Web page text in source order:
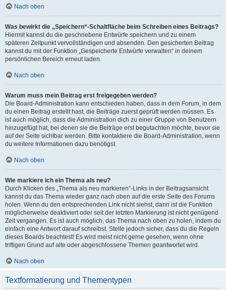
Nach oben
Was bewirkt die „Speichern“-Schaltfläche beim Schreiben eines Beitrags?
Hiermit kannst du die geschriebene Entwürfe speichern und zu einem
späteren Zeitpunkt vervollständigen und absenden. Den gesicherten Beitrag
kannst du mit der Funktion „Gespeicherte Entwürfe verwalten“ in deinem
persönlichen Bereich erneut laden.
Nach oben
Warum muss mein Beitrag erst freigegeben werden?
Die Board-Administration kann entschieden haben, dass in dem Forum, in dem
du einen Beitrag erstellt hast, die Beiträge zuerst geprüft werden müssen. Es
ist auch möglich, dass die Administration dich zu einer Gruppe von Benutzern
hinzugefügt hat, bei denen sie die Beiträge erst begutachten möchte, bevor sie
auf der Seite sichtbar werden. Bitte kontaktiere die Board-Administration, wenn
du weitere Informationen dazu benötigst.
Nach oben
Wie markiere ich ein Thema als neu?
Durch Klicken des „Thema als neu markieren“-Links in der Beitragsansicht
kannst du das Thema wieder ganz nach oben auf die erste Seite des Forums
holen. Wenn du den entsprechenden Link nicht siehst, dann ist die Funktion
möglicherweise deaktiviert oder seit der letzten Markierung ist nicht genügend
Zeit vergangen. Es ist auch möglich, das Thema nach oben zu holen, indem du
einfach eine Antwort darauf schreibst. Stelle jedoch sicher, dass du die Regeln
dieses Boards beachtest! Es wird meist nicht gerne gesehen, wenn ohne
triftigen Grund auf alte oder abgeschlossene Themen geantwortet wird.
Nach oben
Textformatierung und Thementypen